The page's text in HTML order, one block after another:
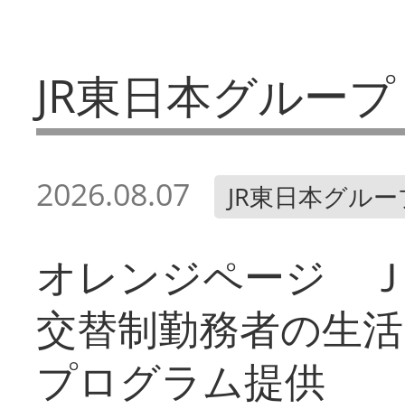
JR東日本グループ
2026.08.07 JR東日本グル
オレンジページ
交替制勤務者の生
プログラム提供